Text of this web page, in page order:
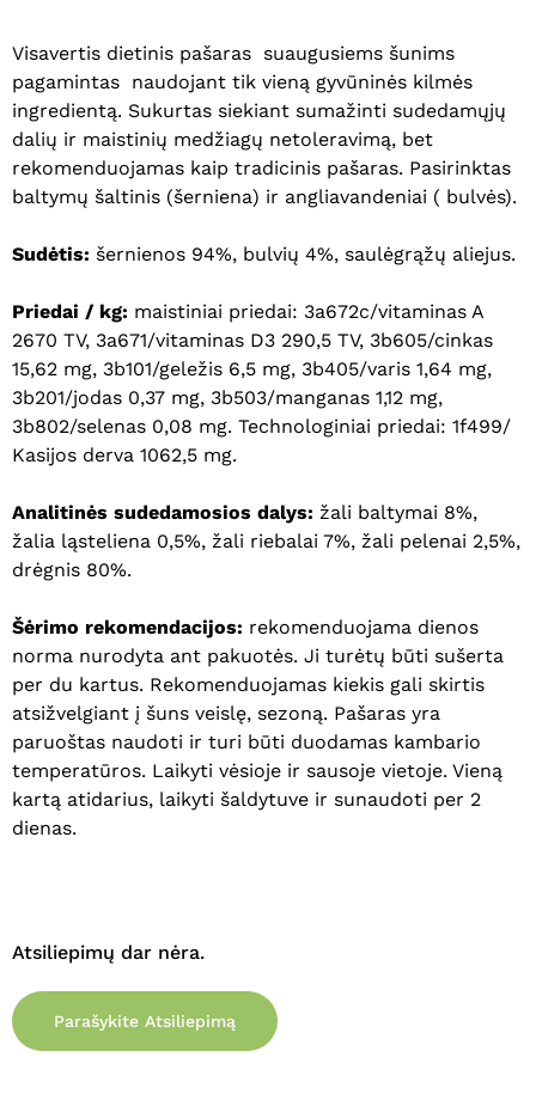
Krepšelyje nėra produktų.
Visavertis dietinis pašaras suaugusiems šunims
pagamintas naudojant tik vieną gyvūninės kilmės
ingredientą. Sukurtas siekiant sumažinti sudedamųjų
dalių ir maistinių medžiagų netoleravimą, bet
rekomenduojamas kaip tradicinis pašaras. Pasirinktas
baltymų šaltinis (šerniena) ir angliavandeniai ( bulvės).
Sudėtis: šernienos 94%, bulvių 4%, saulėgrąžų aliejus.
Priedai / kg: maistiniai priedai: 3a672c/vitaminas A
2670 TV, 3a671/vitaminas D3 290,5 TV, 3b605/cinkas
15,62 mg, 3b101/geležis 6,5 mg, 3b405/varis 1,64 mg,
3b201/jodas 0,37 mg, 3b503/manganas 1,12 mg,
3b802/selenas 0,08 mg. Technologiniai priedai: 1f499/
Kasijos derva 1062,5 mg.
Analitinės sudedamosios dalys: žali baltymai 8%,
žalia ląsteliena 0,5%, žali riebalai 7%, žali pelenai 2,5%,
drėgnis 80%.
Šėrimo rekomendacijos: rekomenduojama dienos
norma nurodyta ant pakuotės. Ji turėtų būti sušerta
per du kartus. Rekomenduojamas kiekis gali skirtis
atsižvelgiant į šuns veislę, sezoną. Pašaras yra
paruoštas naudoti ir turi būti duodamas kambario
temperatūros. Laikyti vėsioje ir sausoje vietoje. Vieną
kartą atidarius, laikyti šaldytuve ir sunaudoti per 2
dienas.
Atsiliepimų dar nėra.
Parašykite Atsiliepimą